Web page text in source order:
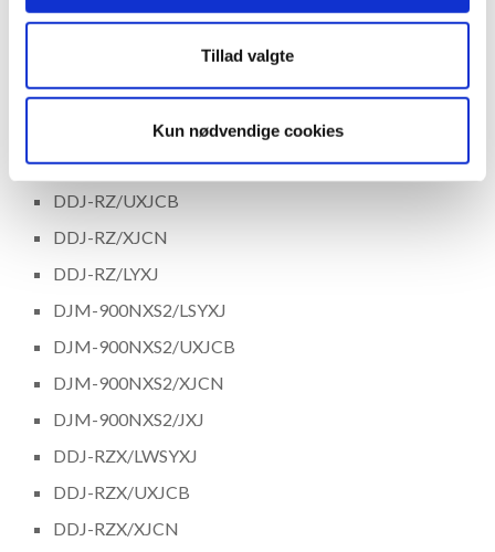
Tillad valgte
Kun nødvendige cookies
XDJ-RX/AXJ5
XDJ-RX/LYXJ
DDJ-RZ/LSYXJ
DDJ-RZ/UXJCB
DDJ-RZ/XJCN
DDJ-RZ/LYXJ
DJM-900NXS2/LSYXJ
DJM-900NXS2/UXJCB
DJM-900NXS2/XJCN
DJM-900NXS2/JXJ
DDJ-RZX/LWSYXJ
DDJ-RZX/UXJCB
DDJ-RZX/XJCN